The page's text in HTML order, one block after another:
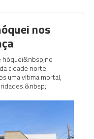
nos
hóquei&nbsp;no
cidade norte-
uma vítima mortal,